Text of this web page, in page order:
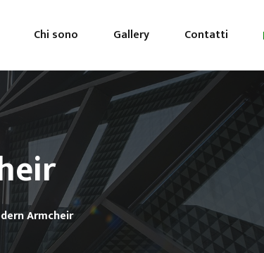
Chi sono Gallery Contatti
English
Italiano
Armcheir